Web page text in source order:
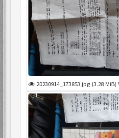
20230914_173853.jpg (3.28